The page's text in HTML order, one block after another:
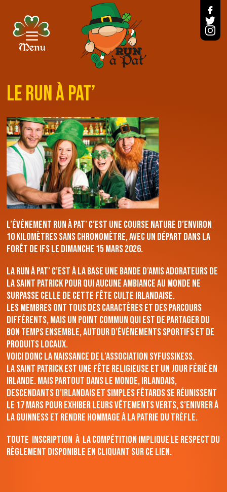
Le Run à Pat’
L’événement Run À Pat’ c’est une course nature d’environ
10 kilomètres sans chronomètre, avec un départ dans la
forêt de Ifs le dimanche 15 mars 2026.
La Run à Pat’ c’est à la base une bande d’amis adorateurs de
la saint Patrick pour qui aucune ambiance au monde ne
surpasse celle de cette fête culte irlandaise.
Les membres ont tous des caractères et des parcours
différents, mais un point commun qui est de partager du
bon temps ensemble, autour d’événements sportifs et de
produits locaux.
Voici donc la naissance de l’association syfussikess.
La saint Patrick est une fête religieuse et un jour férié en
Irlande. Mais partout dans le monde, Irlandais,
descendants d’Irlandais et simples fêtards se réunissent
le 17 mars pour exhiber leurs vêtements verts, s’enivrer à
la Guinness et rendre hommage à la patrie du trèfle.
Toute inscription à la compétition implique le respect du
règlement disponible en cliquant sur ce lien.